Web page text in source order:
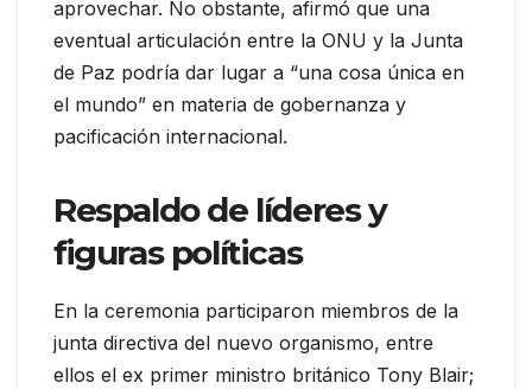
aprovechar. No obstante, afirmó que una
eventual articulación entre la ONU y la Junta
de Paz podría dar lugar a “una cosa única en
el mundo” en materia de gobernanza y
pacificación internacional.
Respaldo de líderes y
figuras políticas
En la ceremonia participaron miembros de la
junta directiva del nuevo organismo, entre
ellos el ex primer ministro británico Tony Blair;